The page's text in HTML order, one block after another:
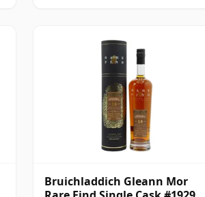
Bruichladdich Gleann Mor